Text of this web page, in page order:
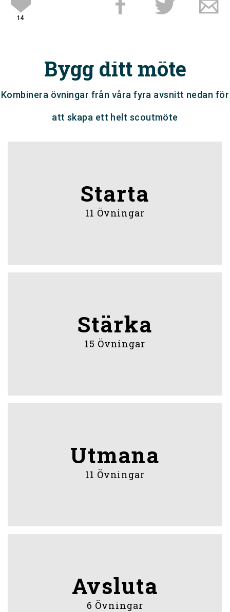
14
Bygg ditt möte
Kombinera övningar från våra fyra avsnitt nedan för
att skapa ett helt scoutmöte
Starta
11 Övningar
Stärka
15 Övningar
Utmana
11 Övningar
Avsluta
6 Övningar